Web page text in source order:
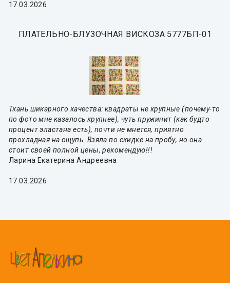
17.03.2026
ПЛАТЕЛЬНО-БЛУЗОЧНАЯ ВИСКОЗА 5777БП-01
Ткань шикарного качества: квадраты не крупные (почему-то
по фото мне казалось крупнее), чуть пружинит (как будто
процент эластана есть), почти не мнется, приятно
прохладная на ощупь. Взяла по скидке на пробу, но она
стоит своей полной цены, рекомендую!!!
Ларина Екатерина Андреевна
17.03.2026